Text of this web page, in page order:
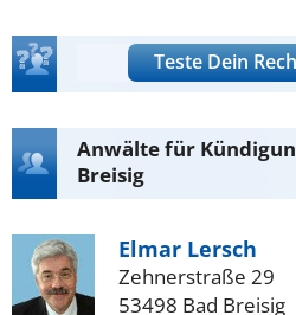
Teste Dein
Anwälte für
Breisig
Elmar Lersch
Zehnerstraße 29
53498 Bad Breisig